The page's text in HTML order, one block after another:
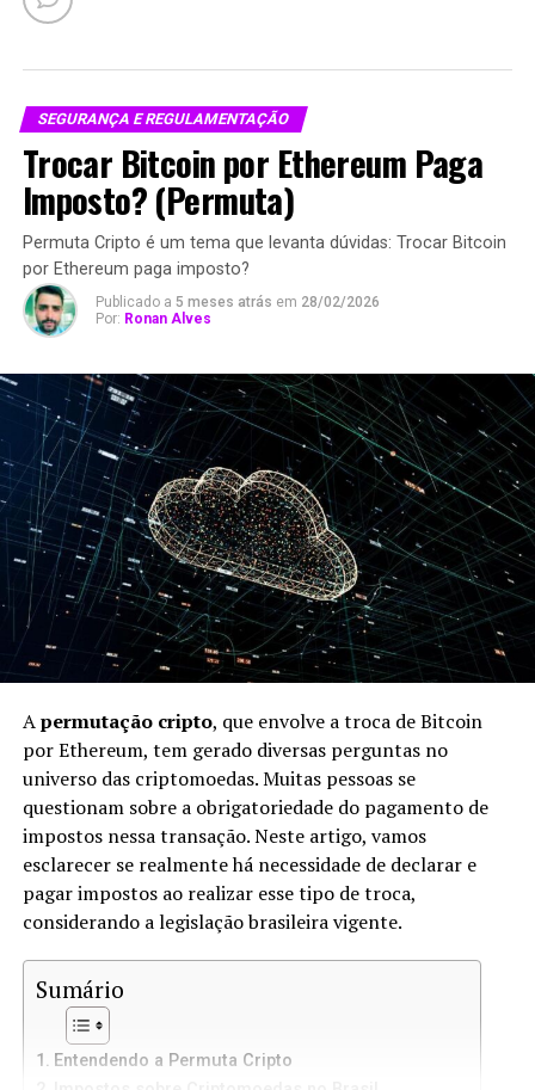
SEGURANÇA E REGULAMENTAÇÃO
Trocar Bitcoin por Ethereum Paga
Imposto? (Permuta)
Permuta Cripto é um tema que levanta dúvidas: Trocar Bitcoin
por Ethereum paga imposto?
Publicado a 5 meses atrás em 28/02/2026
Por: Ronan Alves
Apermutação cripto, que envolve a troca de Bitcoin
por Ethereum, tem gerado diversas perguntas no
universo das criptomoedas. Muitas pessoas se
questionam sobre a obrigatoriedade do pagamento de
impostos nessa transação. Neste artigo, vamos
esclarecer se realmente há necessidade de declarar e
pagar impostos ao realizar esse tipo de troca,
considerando a legislação brasileira vigente.
Sumário
Entendendo a Permuta Cripto